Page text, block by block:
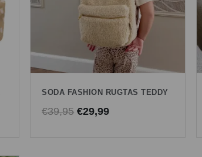
SODA FASHION RUGTAS TEDDY
€39,95 €29,99